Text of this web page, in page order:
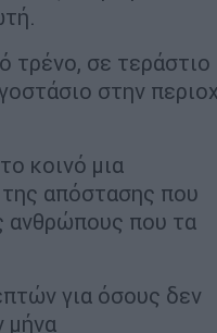
τρένο, σε τεράστιο
στην
κοινό μια
της απόστασης που
ανθρώπους που τα
για όσους δεν
μήνα